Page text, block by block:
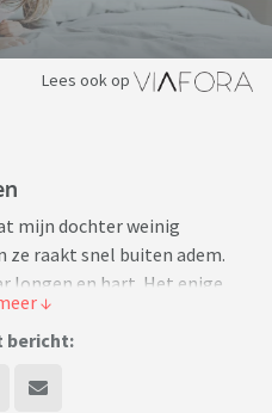
Lees ook op
mijn dochter weinig
raakt snel buiten adem.
longen en hart. Het enige
afvallen. Ze is namelijk
haar lengte en leeftijd. Dit
dochter is misshien een
bericht: